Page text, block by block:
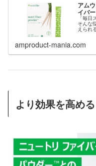
アム
イバ
「毎
そんな
えられ
amproduct-mania.com
より効果を高め